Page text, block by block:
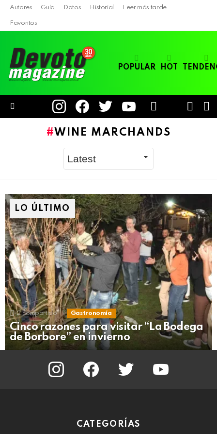
Autores Guía Datos Historial Leer más tarde
Favoritos
POPULAR HOT
instagramfacebooktwitter youtube
SKIN
WINE MARCHANDS
LO ÚLTIMO
2 compartido Gastronomía
Cinco razones para visitar “La Bodega
de Borbore” en invierno
instagram facebook twitter youtube
CATEGORÍAS